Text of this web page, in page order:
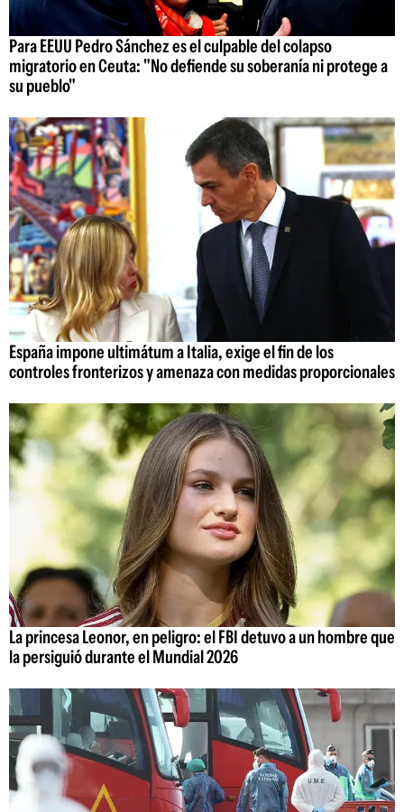
Para EEUU Pedro Sánchez es el culpable del colapso
migratorio en Ceuta: "No defiende su soberanía ni protege a
su pueblo"
España impone ultimátum a Italia, exige el fin de los
controles fronterizos y amenaza con medidas proporcionales
La princesa Leonor, en peligro: el FBI detuvo a un hombre que
la persiguió durante el Mundial 2026